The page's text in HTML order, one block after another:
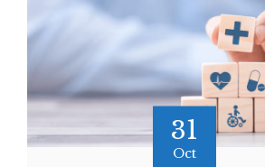
31
Oct